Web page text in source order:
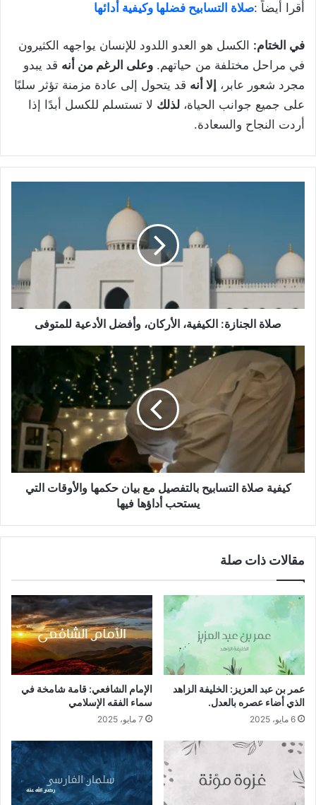
أقرا أيضاً :صلاة التسابيح فضلها وكيفية أدائها
في الختام: الكسل هو العدو اللدود للإنسان يواجهه الكثيرون
في مراحل مختلفة من حياتهم. وعلى الرغم من أنه قد يبدو
مجرد شعور عابر، إلا أنه قد يتحول إلى عادة مزمنة تؤثر سلبًا
على جميع جوانب الحياة، لذلك لا تستسلم للكسل أبدًا إذا
أردت النجاح والسعادة.
وأفضل
الأدعية
للمتوفى
صلاة الجنازة: الكيفية، الأركان، وأفضل الأدعية للمتوفى
صلاة
التسابيح
بالتفصيل
بيان
والأوقات
التي
يستحب
كيفية صلاة التسابيح بالتفصيل مع بيان حكمها والأوقات التي
يستحب أداؤها فيها
مقالات ذات صلة
عمر بن عبد العزيز: الخليفة الزاهد
الذي أضاء عصره بالعدل.
6 مايو، 2025
الإمام الشافعي: قامة شامخة في
سماء الفقه الإسلامي
7 مايو، 2025